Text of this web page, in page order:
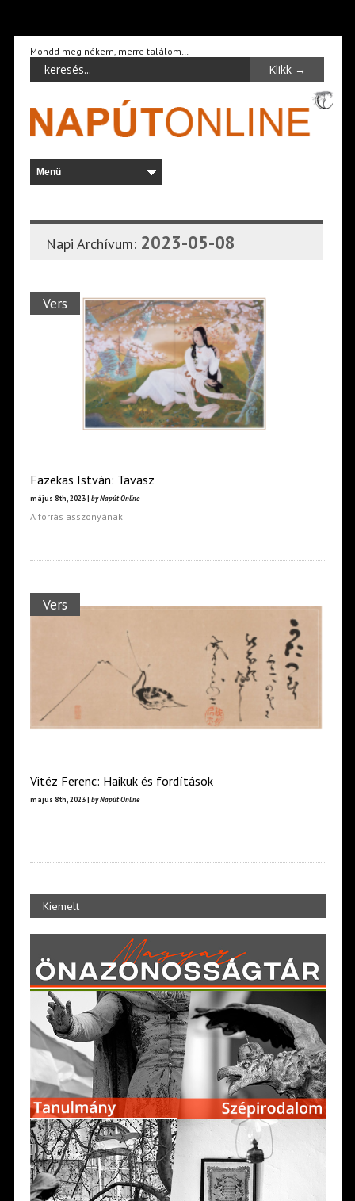
Mondd meg nékem, merre találom…
Napi Archívum: 2023-05-08
Vers
Fazekas István: Tavasz
május 8th, 2023 | by Napút Online
A forrás asszonyának
Vers
Vitéz Ferenc: Haikuk és fordítások
május 8th, 2023 | by Napút Online
Kiemelt